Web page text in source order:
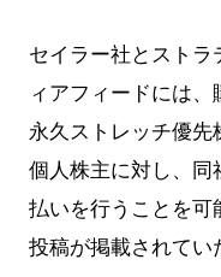
セイラー社とスト
ィアフィードには
永久ストレッチ優
個人株主に対し、
払いを行うことを可
投稿が掲載されてい